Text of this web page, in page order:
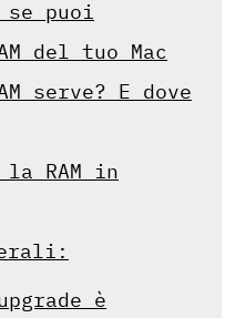
se puoi
del tuo Mac
serve? E dove
la RAM in
è